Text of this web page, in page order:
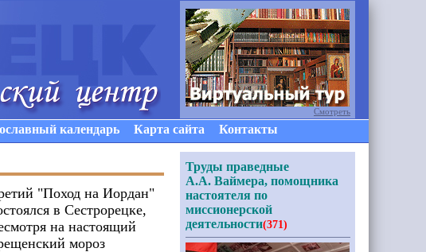
календарь Карта сайта Контакты
"Поход на Иордан"
в Сестрорецке,
на настоящий
мороз
Смотреть
Труды праведные
А.А. Ваймера, помощника
настоятеля по
миссионерской
деятельности(371)